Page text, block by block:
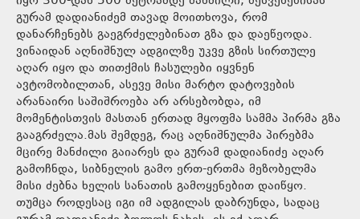
გურამ დადიანიძემ თავად მოითხოვა, რომ
დანარჩენებს გაეგრძელებინათ გზა და დაეწეოდა.
ვინაიდან აღნიშნულ ადგილზე უკვე გზის სირთულე
აღარ იყო და თითქმის ჩასულები იყვნენ
ავტომობილთან, ასევე მისი მარტო დატოვების
არანაირი საშიშროება არ არსებობდა, იმ
მომენტისთვის მასთან ერთად მყოფმა სამმა პირმა გზა
გააგრძელა.მას შემდეგ, რაც აღნიშნულმა პირებმა
მცირე მანძილი გაიარეს და გურამ დადიანიძე აღარ
გამოჩნდა, სიბნელის გამო ერთ-ერთმა მეზობელმა
მისი ძებნა ხელის სანათის გამოყენებით დაიწყო.
თუმცა როდესაც იგი იმ ადგილას დაბრუნდა, სადაც